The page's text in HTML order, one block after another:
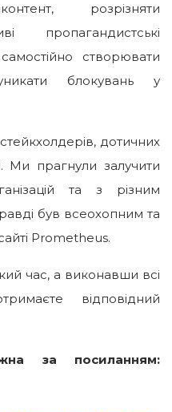
розрізняти
пропагандистські
cтворювати
блокувань у
дотичних
Ми прагнули залучити
та з різним
був всеохопним та
Prometheus.
час, а виконавши всі
відповідний
за посиланням: